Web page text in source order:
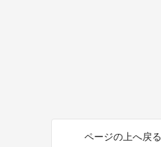
ページの上へ戻る